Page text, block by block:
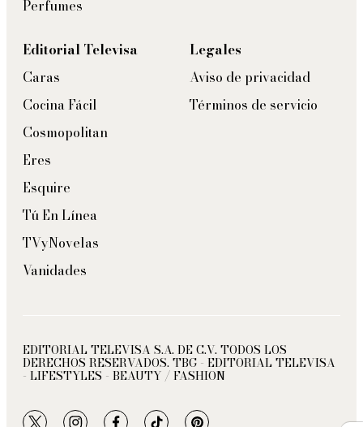
Perfumes
Editorial Televisa
Caras
Cocina Fácil
Cosmopolitan
Eres
Esquire
Tú En Línea
TVyNovelas
Vanidades
Legales
Aviso de privacidad
Términos de servicio
EDITORIAL TELEVISA S.A. DE C.V. TODOS LOS
DERECHOS RESERVADOS. TBG - EDITORIAL TELEVISA
- LIFESTYLES - BEAUTY / FASHION